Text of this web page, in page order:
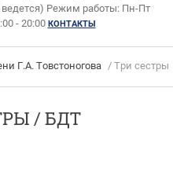
Режим работы: Пн-Пт
- 20:00 КОНТАКТЫ
Г.А. Товстоногова / Три сестры
/ БДТ